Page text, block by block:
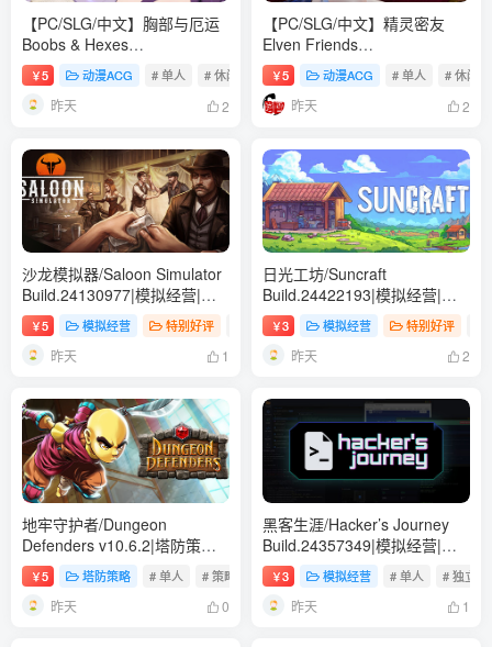
【PC/SLG/中文】胸部与厄运
Boobs & Hexes
Build.24421907 STEAM官方
中文版【651MB】
￥5 动漫ACG # 单人 # 休闲 # 模拟
昨天 2
【PC/SLG/中文】精灵密友
Elven Friends
Build.24386731 STEAM官方
中文版【954MB】
￥5 动漫ACG # 单人 # 休闲
昨天 2
沙龙模拟器/Saloon Simulator
Build.24130977|模拟经营|容
量9.6GB|免安装绿色中文版
￥5 模拟经营 特别好评 # 模拟 # 3D
昨天 1
日光工坊/Suncraft
Build.24422193|模拟经营|容
量364B|免安装绿色中文版
￥3 模拟经营 特别好评
昨天 2
地牢守护者/Dungeon
Defenders v10.6.2|塔防策略|
容量14.3GB|免安装绿色 中文
版￥5 塔防策略 # 单人 # 策略 # 角色扮演
昨天 0
黑客生涯/Hacker’s Journey
Build.24357349|模拟经营|容
量479B|免安装绿色中文版
￥3 模拟经营 # 单人 # 独立
昨天 1